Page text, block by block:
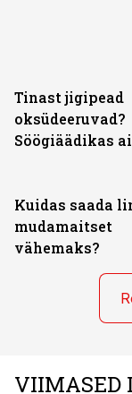
Tinast jigipead
oksüdeeruvad?
Söögiäädikas
Kuidas saada
mudamaitset
vähemaks?
VIIMASED